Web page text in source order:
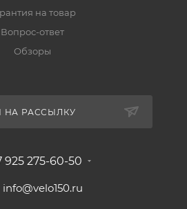
на товар
Вопрос-ответ
Обзоры
НА РАССЫЛКУ
925 275-60-50
info@velo150.ru